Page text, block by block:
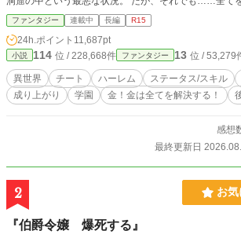
られた事実だけが、シオンの生き残るための目的とな
主人公が紆余曲折しながらも幸せに生きるための物語。
ファンタジー 連載中 長編 R15
24h.ポイント 11,687pt
小説 114 位 / 228,668件 ファンタジー 13 位 / 53,279
異世界 チート ハーレム ステータス/スキル
成り上がり
学園 金！金は全てを解決する！
感想
最終更新日
2 お
『伯爵令嬢 爆死する』